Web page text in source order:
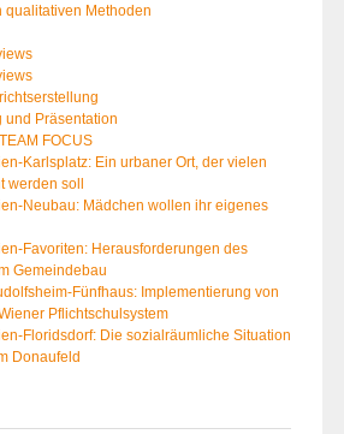
qualitativen Methoden
und Präsentation
FOCUS
Karlsplatz: Ein urbaner Ort, der vielen
werden soll
Neubau: Mädchen wollen ihr eigenes
Favoriten: Herausforderungen des
Gemeindebau
Fünfhaus: Implementierung von
Pflichtschulsystem
Floridsdorf: Die sozialräumliche Situation
Donaufeld